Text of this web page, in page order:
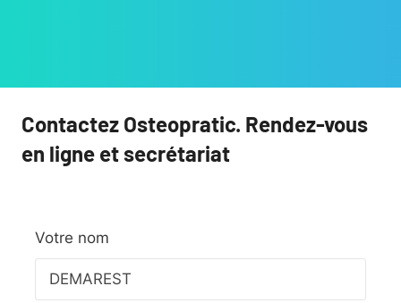
Contactez Osteopratic. Rendez-vous
en ligne et secrétariat
Votre nom